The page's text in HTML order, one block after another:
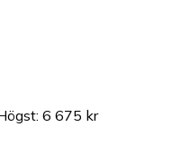
: 6 675 kr